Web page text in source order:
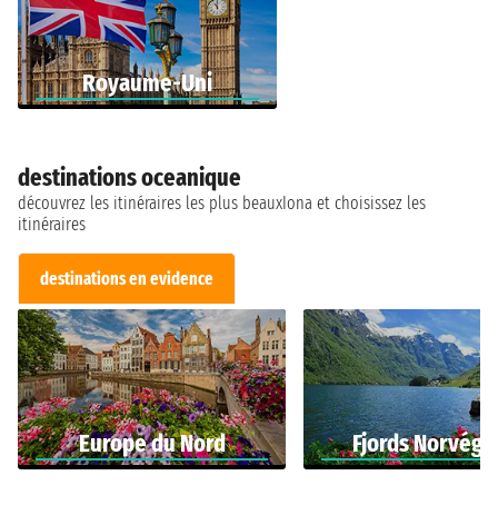
Royaume-Uni
destinations oceanique
découvrez les itinéraires les plus beauxIona et choisissez les
itinéraires
destinations en evidence
Europe du Nord Fjords